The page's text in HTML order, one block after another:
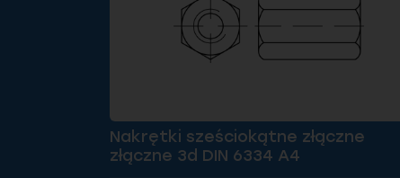
Nakrętki sześciokątne złączne
złączne 3d DIN 6334 A4